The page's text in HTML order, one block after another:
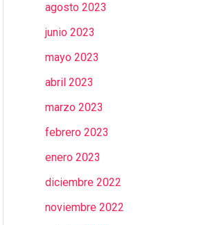
agosto 2023
junio 2023
mayo 2023
abril 2023
marzo 2023
febrero 2023
enero 2023
diciembre 2022
noviembre 2022